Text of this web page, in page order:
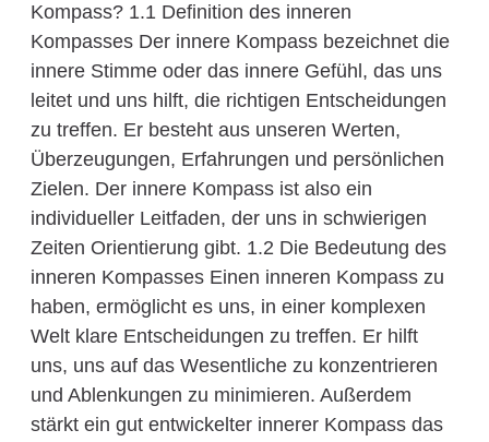
Kompass? 1.1 Definition des inneren
Kompasses Der innere Kompass bezeichnet die
innere Stimme oder das innere Gefühl, das uns
leitet und uns hilft, die richtigen Entscheidungen
zu treffen. Er besteht aus unseren Werten,
Überzeugungen, Erfahrungen und persönlichen
Zielen. Der innere Kompass ist also ein
individueller Leitfaden, der uns in schwierigen
Zeiten Orientierung gibt. 1.2 Die Bedeutung des
inneren Kompasses Einen inneren Kompass zu
haben, ermöglicht es uns, in einer komplexen
Welt klare Entscheidungen zu treffen. Er hilft
uns, uns auf das Wesentliche zu konzentrieren
und Ablenkungen zu minimieren. Außerdem
stärkt ein gut entwickelter innerer Kompass das